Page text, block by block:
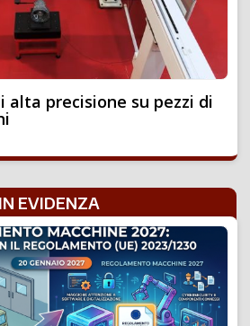
alta precisione su pezzi di
IN EVIDENZA